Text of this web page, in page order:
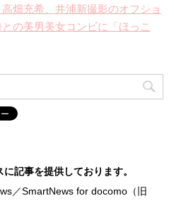
高畑充希、井浦新撮影のオフショ
の美男美女コンビに「ほっこ
記事を提供しております。
／SmartNews for docomo（旧